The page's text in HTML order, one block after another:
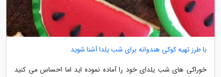
با طرز تهیه کوکی هندوانه برای شب یلدا آشنا شوید
خوراکی های شب یلدای خود را آماده نموده اید اما احساس می کنید